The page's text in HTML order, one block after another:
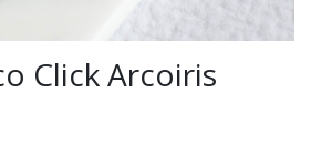
Click Arcoiris